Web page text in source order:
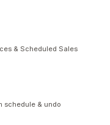
& Scheduled Sales
schedule & undo